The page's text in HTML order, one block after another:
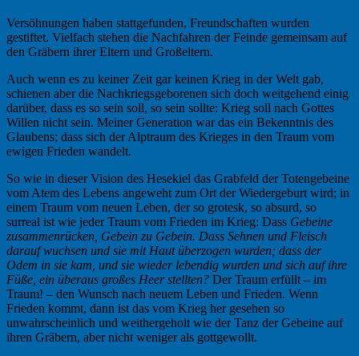
Versöhnungen haben stattgefunden, Freundschaften wurden
gestiftet. Vielfach stehen die Nachfahren der Feinde gemeinsam auf
den Gräbern ihrer Eltern und Großeltern.
Auch wenn es zu keiner Zeit gar keinen Krieg in der Welt gab,
schienen aber die Nachkriegsgeborenen sich doch weitgehend einig
darüber, dass es so sein soll, so sein sollte: Krieg soll nach Gottes
Willen nicht sein. Meiner Generation war das ein Bekenntnis des
Glaubens; dass sich der Alptraum des Krieges in den Traum vom
ewigen Frieden wandelt.
So wie in dieser Vision des Hesekiel das Grabfeld der Totengebeine
vom Atem des Lebens angeweht zum Ort der Wiedergeburt wird; in
einem Traum vom neuen Leben, der so grotesk, so absurd, so
surreal ist wie jeder Traum vom Frieden im Krieg: Dass Gebeine
zusammenrücken, Gebein zu Gebein. Dass Sehnen und Fleisch
darauf wuchsen und sie mit Haut überzogen wurden; dass der
Odem in sie kam, und sie wieder lebendig wurden und sich auf ihre
Füße, ein überaus großes Heer stellten? Der Traum erfüllt – im
Traum! – den Wunsch nach neuem Leben und Frieden. Wenn
Frieden kommt, dann ist das vom Krieg her gesehen so
unwahrscheinlich und weithergeholt wie der Tanz der Gebeine auf
ihren Gräbern, aber nicht weniger als gottgewollt.